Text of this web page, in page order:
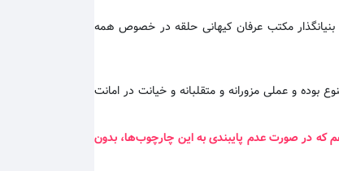
مکتب عرفان کیهانی حلقه در خصوص همه
و عملی مزورانه و متقلبانه و خیانت در امانت
که در صورت عدم پایبندی به این چارچوب‌ها، بدون